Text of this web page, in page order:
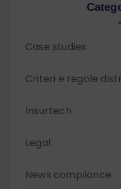
Case studies
Criteri e regole
Insurtech
Legal
News compliance